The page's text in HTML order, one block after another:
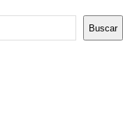
Buscar